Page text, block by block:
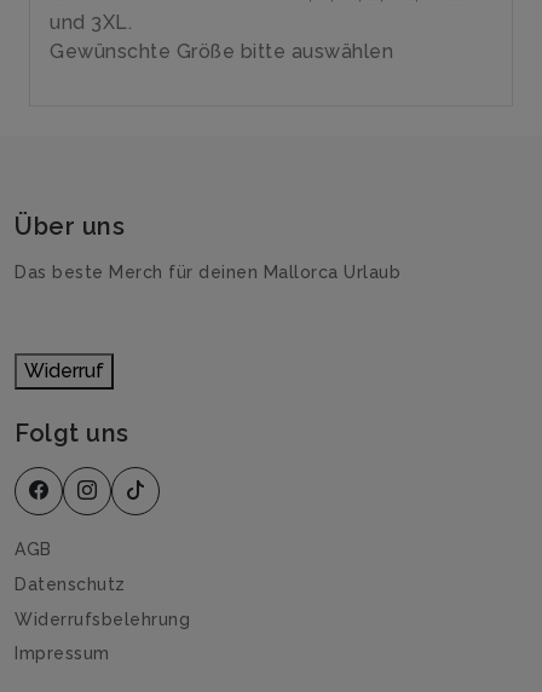
und 3XL.
Gewünschte Größe bitte auswählen
Über uns
Das beste Merch für deinen Mallorca Urlaub
Widerruf
Folgt uns
AGB
Datenschutz
Widerrufsbelehrung
Impressum